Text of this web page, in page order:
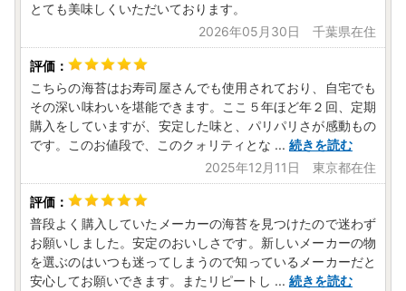
とても美味しくいただいております。
2026年05月30日 千葉県在住
こちらの海苔はお寿司屋さんでも使用されており、自宅でも
その深い味わいを堪能できます。ここ５年ほど年２回、定期
購入をしていますが、安定した味と、パリパリさが感動もの
です。このお値段で、このクォリティとな ... 続きを読む
2025年12月11日 東京都在住
普段よく購入していたメーカーの海苔を見つけたので迷わず
お願いしました。安定のおいしさです。新しいメーカーの物
を選ぶのはいつも迷ってしまうので知っているメーカーだと
安心してお願いできます。またリピートし ... 続きを読む